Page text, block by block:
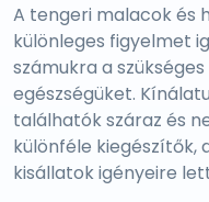
A tengeri malacok és
különleges figyelmet
számukra a
egészségüket.
találhatók száraz és
különféle kiegészítők,
kisállatok igényeire